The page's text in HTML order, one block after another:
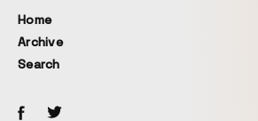
Home
Archive
Search